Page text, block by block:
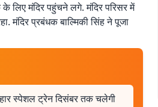
लिए मंदिर पहुंचने लगे. मंदिर परिसर में
मंदिर प्रबंधक बाल्मिकी सिंह ने पूजा
स्पेशल ट्रेन दिसंबर तक चलेगी